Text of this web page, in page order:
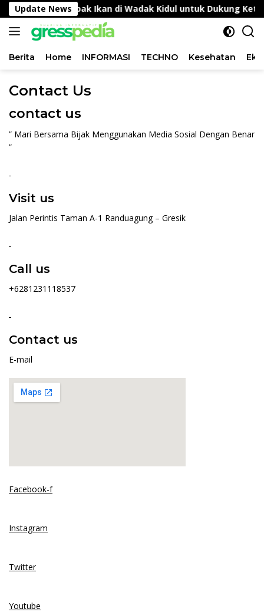
Langsung
ke
konten
Update NewsTambak Ikan di Wadak Kidul untuk Dukung
Berita Home INFORMASI TECHNO Kesehatan
Contact Us
contact us
” Mari Bersama Bijak Menggunakan Media Sosial Dengan Benar
”
Visit us
Jalan Perintis Taman A-1 Randuagung – Gresik
Call us
+6281231118537
Contact us
E-mail
Facebook-f
Instagram
Twitter
Youtube